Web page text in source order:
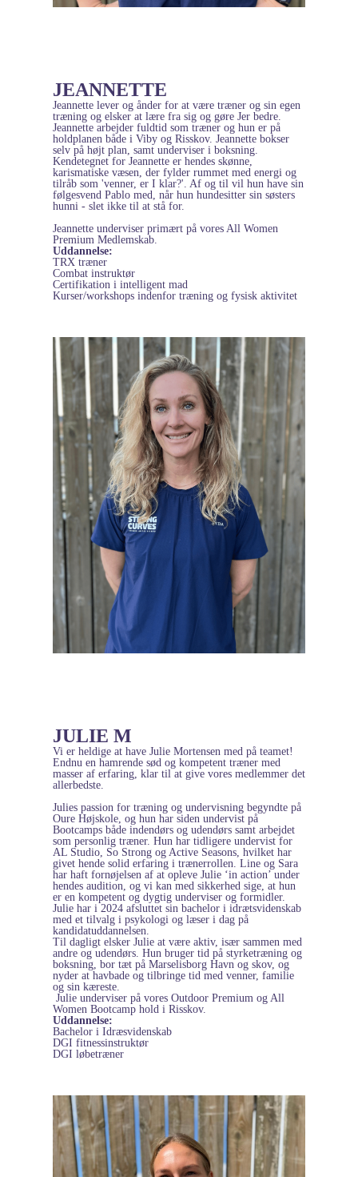
JEANNETTE
Jeannette lever og ånder for at være træner og sin egen
træning og elsker at lære fra sig og gøre Jer bedre.
Jeannette arbejder fuldtid som træner og hun er på
holdplanen både i Viby og Risskov. Jeannette bokser
selv på højt plan, samt underviser i boksning.
Kendetegnet for Jeannette er hendes skønne,
karismatiske væsen, der fylder rummet med energi og
tilråb som 'venner, er I klar?'. Af og til vil hun have sin
følgesvend Pablo med, når hun hundesitter sin søsters
hunni - slet ikke til at stå for.
Jeannette underviser primært på vores All Women
Premium Medlemskab.
Uddannelse:
TRX træner
Combat instruktør
Certifikation i intelligent mad
Kurser/workshops indenfor træning og fysisk aktivitet
JULIE M
Vi er heldige at have Julie Mortensen med på teamet!
Endnu en hamrende sød og kompetent træner med
masser af erfaring, klar til at give vores medlemmer det
allerbedste.
Julies passion for træning og undervisning begyndte på
Oure Højskole, og hun har siden undervist på
Bootcamps både indendørs og udendørs samt arbejdet
som personlig træner. Hun har tidligere undervist for
AL Studio, So Strong og Active Seasons, hvilket har
givet hende solid erfaring i trænerrollen. Line og Sara
har haft fornøjelsen af at opleve Julie ‘in action’ under
hendes audition, og vi kan med sikkerhed sige, at hun
er en kompetent og dygtig underviser og formidler.
Julie har i 2024 afsluttet sin bachelor i idrætsvidenskab
med et tilvalg i psykologi og læser i dag på
kandidatuddannelsen.
Til dagligt elsker Julie at være aktiv, især sammen med
andre og udendørs. Hun bruger tid på styrketræning og
boksning, bor tæt på Marselisborg Havn og skov, og
nyder at havbade og tilbringe tid med venner, familie
og sin kæreste.
Julie underviser på vores Outdoor Premium og All
Women Bootcamp hold i Risskov.
Uddannelse:
Bachelor i Idræsvidenskab
DGI fitnessinstruktør
DGI løbetræner